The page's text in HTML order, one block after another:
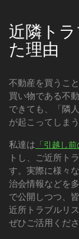
近隣ト
た理由
不動産を買うこ
買い物である不
できても、「隣
が起こってしま
私達は 「引越し
トし、ご近所ト
す。実際に様々
治会情報などを
で公開しつつ、
近所トラブルリ
ぜひご活用くださ